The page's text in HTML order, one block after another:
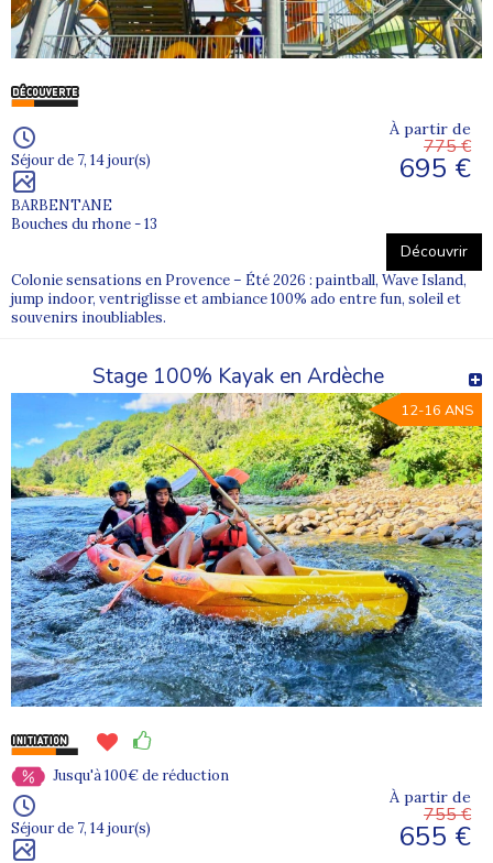
Séjour de 7, 14 jour(s)
BARBENTANE
Bouches du rhone - 13
À partir de
775 €
695 €
Découvrir
Colonie sensations en Provence – Été 2026 : paintball, Wave Island,
jump indoor, ventriglisse et ambiance 100% ado entre fun, soleil et
souvenirs inoubliables.
Stage 100% Kayak en Ardèche
12-16 ANS
Jusqu'à 100€ de réduction
Séjour de 7, 14 jour(s)
À partir de
755 €
655 €